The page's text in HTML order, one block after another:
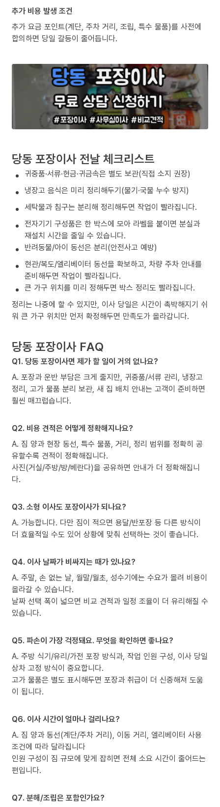
추가 비용 발생 조건
추가 요금 포인트(계단, 주차 거리, 조립, 특수 물품)를 사전에
합의하면 당일 갈등이 줄어듭니다.
당동 포장이사 전날 체크리스트
귀중품·서류·현금·귀금속은 별도 보관(직접 소지 권장)
냉장고 음식은 미리 정리해두기(물기·국물 누수 방지)
세탁물과 침구는 분리해 정리해두면 작업이 빨라집니다.
전자기기 구성품은 한 박스에 모아 라벨을 붙이면 분실과
재설치 시간을 줄일 수 있습니다.
반려동물/아이 동선은 분리(안전사고 예방)
현관/복도/엘리베이터 동선을 확보하고, 차량 주차 안내를
준비해두면 작업이 빨라집니다.
큰 가구 위치를 미리 정해두면 박스 정리도 빨라집니다.
정리는 나중에 할 수 있지만, 이사 당일은 시간이 촉박해지기 쉬
워 큰 가구 위치만 먼저 확정해두면 만족도가 올라갑니다.
당동 포장이사 FAQ
Q1. 당동 포장이사면 제가 할 일이 거의 없나요?
A. 포장과 운반 부담은 크게 줄지만, 귀중품/서류 관리, 냉장고
정리, 고가 물품 분리 보관, 새 집 배치 안내는 고객이 준비하면
훨씬 매끄럽습니다.
Q2. 비용 견적은 어떻게 정확해지나요?
A. 짐 양과 현장 동선, 특수 물품, 거리, 정리 범위를 정확히 공
유할수록 견적이 정확해집니다.
사진(거실/주방/방/베란다)을 공유하면 안내가 더 정확해집니
다.
Q3. 소형 이사도 포장이사가 되나요?
A. 가능합니다. 다만 짐이 적으면 용달/반포장 등 다른 방식이
더 효율적일 수도 있어 상황에 맞춰 선택하는 것이 좋습니다.
Q4. 이사 날짜가 비싸지는 때가 있나요?
A. 주말, 손 없는 날, 월말/월초, 성수기에는 수요가 몰려 비용이
올라갈 수 있습니다.
날짜 선택 폭이 넓으면 비교 견적과 일정 조율이 더 유리해질 수
있습니다.
Q5. 파손이 가장 걱정돼요. 무엇을 확인하면 좋나요?
A. 주방 식기/유리/가전 포장 방식과, 작업 인원 구성, 이사 당일
상차 고정 방식이 중요합니다.
고가 물품은 별도 표시해두면 포장과 취급이 더 신중해져 도움
이 됩니다.
Q6. 이사 시간이 얼마나 걸리나요?
A. 짐 양과 동선(계단/주차 거리), 이동 거리, 엘리베이터 사용
조건에 따라 달라집니다
인원 구성이 짐 규모에 맞게 잡히면 전체 소요 시간이 줄어드는
편입니다.
Q7. 분해/조립은 포함인가요?